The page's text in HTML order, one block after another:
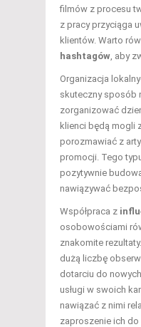
filmów z procesu
z pracy przyciąga
klientów. Warto
hashtagów , aby
Organizacja
skuteczny sposób
zorganizować
klienci będą mogli
porozmawiać z
promocji. Tego
pozytywnie
nawiązywać
Współpraca z
osobowościami
znakomite
dużą liczbę
dotarciu do
usługi w swoich
nawiązać z nimi
zaproszenie ich